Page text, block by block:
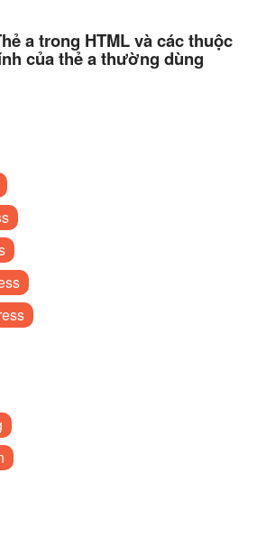
a trong HTML và các thuộc
của thẻ a thường dùng